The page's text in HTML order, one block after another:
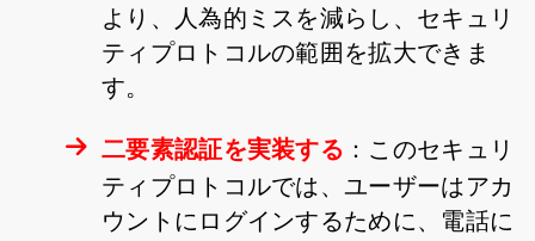
より、人為的ミスを減らし、セキュリ
ティプロトコルの範囲を拡大できま
す。
二要素認証を実装する ：このセキュリ
ティプロトコルでは、ユーザーはアカ
ウントにログインするために、電話に